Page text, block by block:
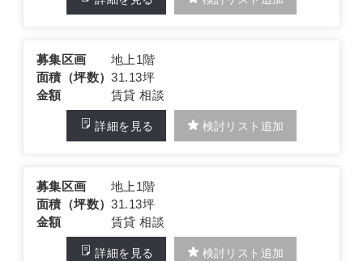
募集区画
地上1階
面積（坪数）31.13坪
金額
賃貸 相談
詳細を見る 検討リスト追加
募集区画
地上1階
面積（坪数）31.13坪
金額
賃貸 相談
詳細を見る 検討リスト追加